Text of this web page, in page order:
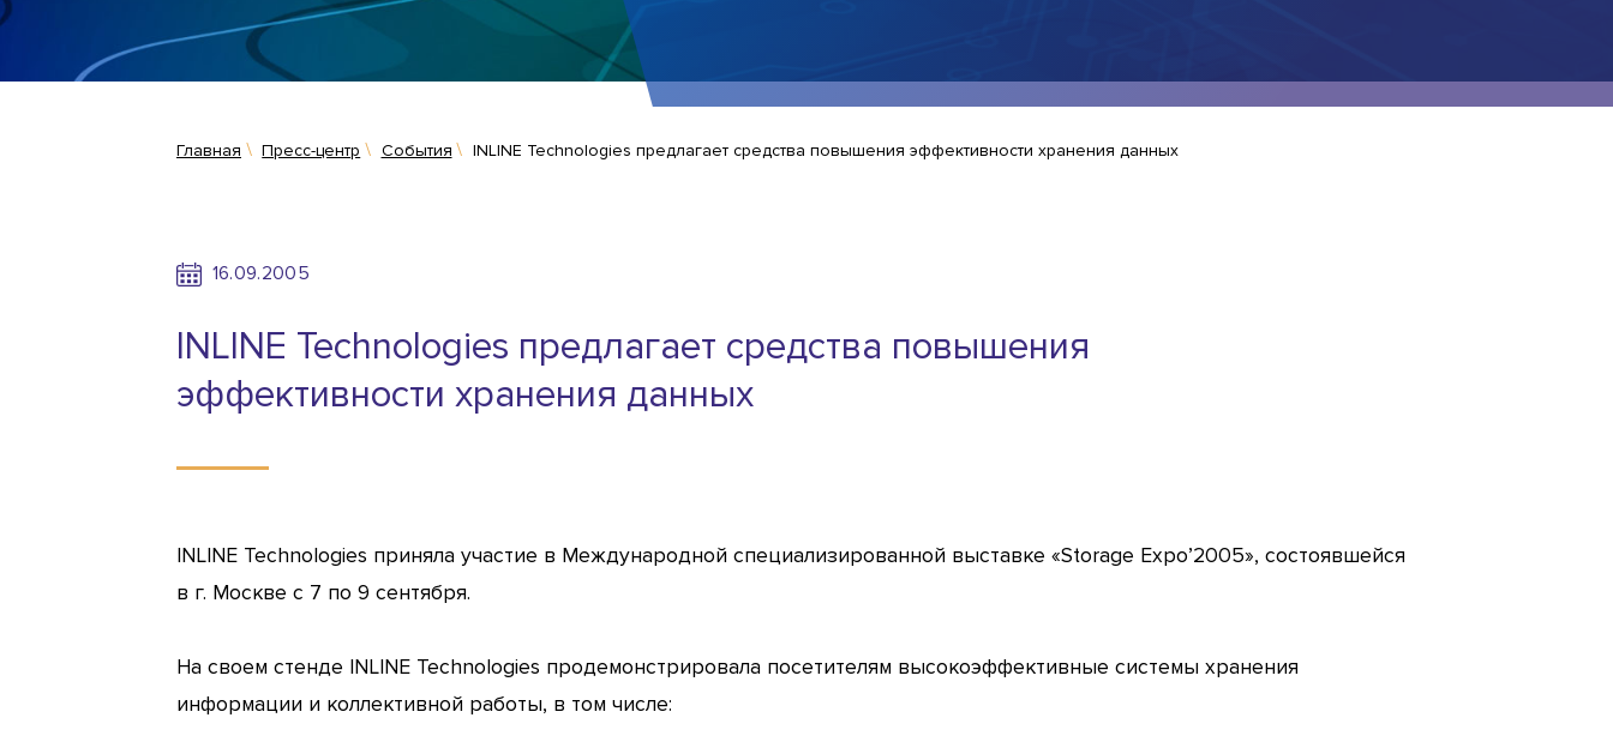
Главная Пресс-центр События INLINE Technologies предлагает средства повышения эффективности хранения данных
16.09.2005
INLINE Technologies предлагает средства повышения
эффективности хранения данных
INLINE Technologies приняла участие в Международной специализированной выставке «Storage Expo’2005», состоявшейся
в г. Москве с 7 по 9 сентября.
На своем стенде INLINE Technologies продемонстрировала посетителям высокоэффективные системы хранения
информации и коллективной работы, в том числе: